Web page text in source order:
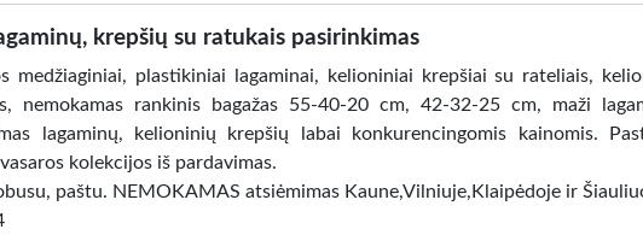
krepšių su ratukais pasirinkimas
medžiaginiai, plastikiniai lagaminai, kelioniniai krepšiai su rateliais,
nemokamas rankinis bagažas 55-40-20 cm, 42-32-25 cm, maži
lagaminų, kelioninių krepšių labai konkurencingomis kainomis.
kolekcijos iš pardavimas.
paštu. NEMOKAMAS atsiėmimas Kaune,Vilniuje,Klaipėdoje ir